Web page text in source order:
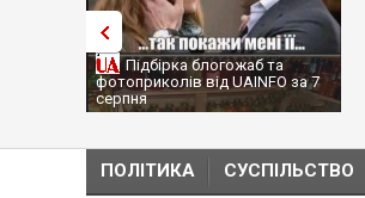
Підбірка блогожаб та
фотоприколів від UAINFO за 7
серпня
ПОЛІТИКА СУСПІЛЬСТВО